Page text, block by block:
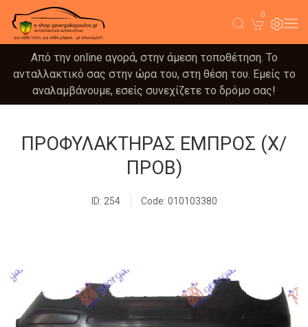
0
Από την online αγορά, στην άμεση τοποθέτηση. Το
ανταλλακτικό σας στην ώρα του, στη θέση του. Εμείς το
αναλαμβάνουμε, εσείς συνεχίζετε το δρόμο σας!
ΠΡΟΦΥΛΑΚΤΗΡΑΣ ΕΜΠΡΟΣ (Χ/
ΠΡΟΒ)
ID: 254 Code: 010103380